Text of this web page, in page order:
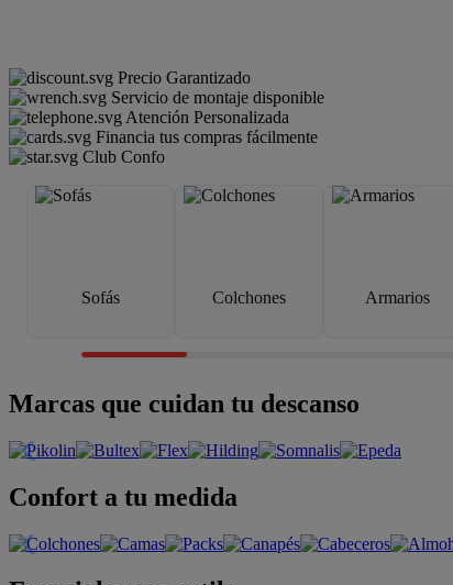
Precio Garantizado
Servicio de montaje disponible
Atención Personalizada
Financia tus compras fácilmente
Club Confo
Sofás Colchones Armarios
Marcas que cuidan tu descanso
Confort a tu medida